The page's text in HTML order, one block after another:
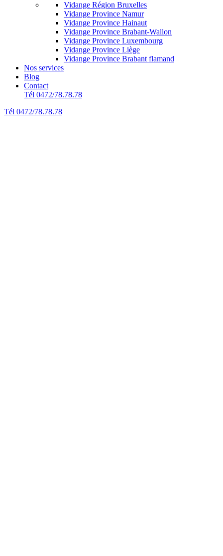
Vidange Région Bruxelles
Vidange Province Namur
Vidange Province Hainaut
Vidange Province Brabant-Wallon
Vidange Province Luxembourg
Vidange Province Liège
Vidange Province Brabant flamand
Nos services
Blog
Contact
Tél 0472/78.78.78
Tél 0472/78.78.78